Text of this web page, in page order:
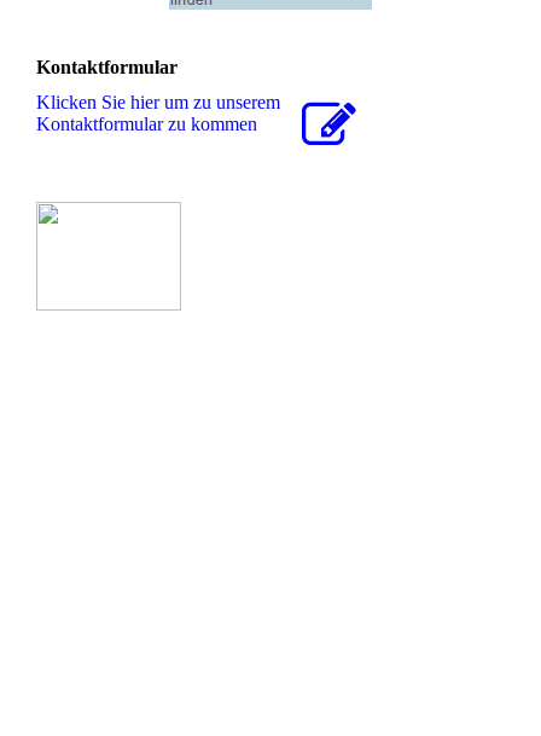
Kontaktformular
Klicken Sie hier um zu unserem
Kon­takt­for­mu­lar zu kommen